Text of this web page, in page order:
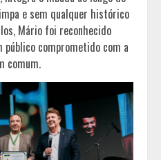
e sem qualquer histórico
Mário foi reconhecido
público comprometido com a
comum.